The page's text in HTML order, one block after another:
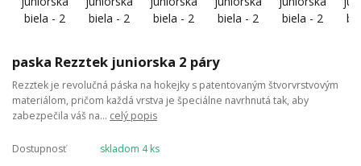
paska Rezztek juniorska 2 páry
Rezztek je revolučná páska na hokejky s patentovaným štvorvrstvovým
materiálom, pričom každá vrstva je špeciálne navrhnutá tak, aby
zabezpečila váš na... celý popis
Dostupnosť
skladom 4 ks